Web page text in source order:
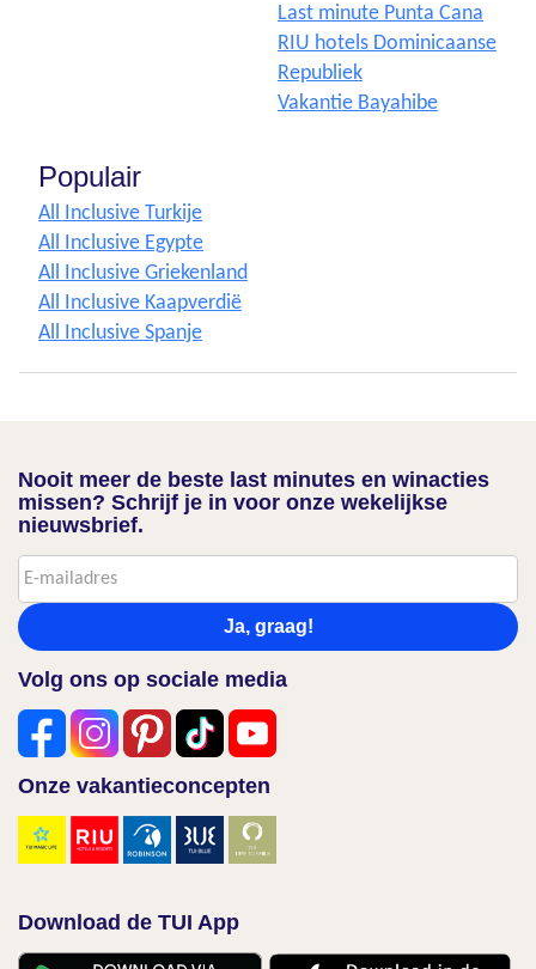
Last minute Punta Cana
RIU hotels Dominicaanse
Republiek
Vakantie Bayahibe
Populair
All Inclusive Turkije
All Inclusive Egypte
All Inclusive Griekenland
All Inclusive Kaapverdië
All Inclusive Spanje
Nooit meer de beste last minutes en winacties
missen? Schrijf je in voor onze wekelijkse
nieuwsbrief.
Ja, graag!
Volg ons op sociale media
Onze vakantieconcepten
Download de TUI App